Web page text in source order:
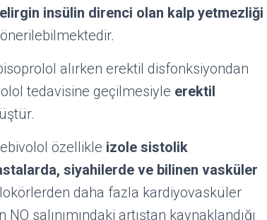
insülin direnci olan kalp yetmezliği
alırken erektil disfonksiyondan
tedavisine geçilmesiyle erektil
özellikle izole sistolik
siyahilerde ve bilinen vasküler
daha fazla kardiyovasküler
salınımındaki artıştan kaynaklandığı